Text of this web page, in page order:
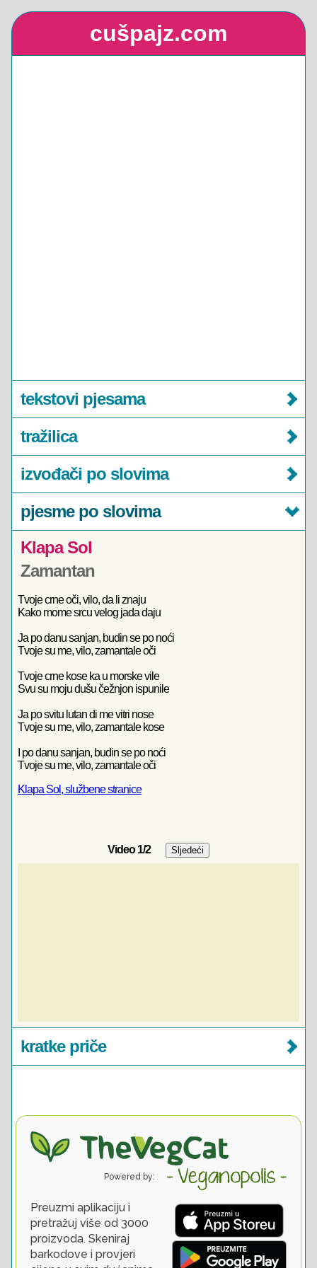
cušpajz.com
tekstovi pjesama
tražilica
izvođači po slovima
pjesme po slovima
Klapa Sol
Zamantan
Tvoje crne oči, vilo, da li znaju
Kako mome srcu velog jada daju
Ja po danu sanjan, budin se po noći
Tvoje su me, vilo, zamantale oči
Tvoje crne kose ka u morske vile
Svu su moju dušu čežnjon ispunile
Ja po svitu lutan di me vitri nose
Tvoje su me, vilo, zamantale kose
I po danu sanjan, budin se po noći
Tvoje su me, vilo, zamantale oči
Klapa Sol, službene stranice
Video1/2
kratke priče